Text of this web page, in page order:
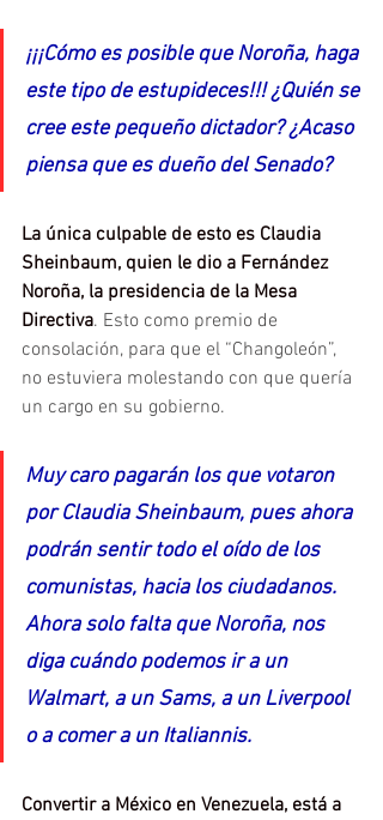
¡¡¡Cómo es posible que Noroña, haga
este tipo de estupideces!!! ¿Quién se
cree este pequeño dictador? ¿Acaso
piensa que es dueño del Senado?
La única culpable de esto es Claudia
Sheinbaum, quien le dio a Fernández
Noroña, la presidencia de la Mesa
Directiva. Esto como premio de
consolación, para que el “Changoleón”,
no estuviera molestando con que quería
un cargo en su gobierno.
Muy caro pagarán los que votaron
por Claudia Sheinbaum, pues ahora
podrán sentir todo el oído de los
comunistas, hacia los ciudadanos.
Ahora solo falta que Noroña, nos
diga cuándo podemos ir a un
Walmart, a un Sams, a un Liverpool
o a comer a un Italiannis.
Convertir a México en Venezuela, está a